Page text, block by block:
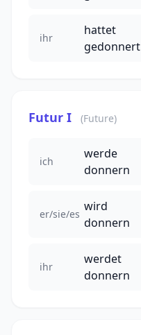
ihr
hattet
gedonnert
Futur I (Future)
ich
werde
donnern
er/sie/es
wird
donnern
ihr
werdet
donnern